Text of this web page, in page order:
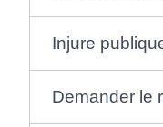
Injure
Demander le